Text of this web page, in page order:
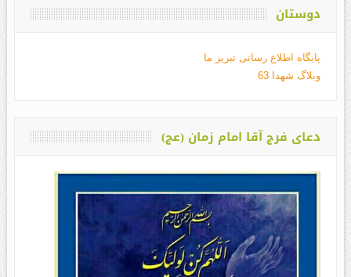
دوستان
پایگاه اطلاع رسانی تبریز ما
وبلاگ شهدا 63
دعای فرج آقا امام زمان (عج)